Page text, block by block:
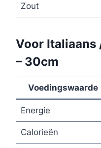
Zout
Voor Italiaans
– 30cm
Voedingswaarde
Energie
Calorieën